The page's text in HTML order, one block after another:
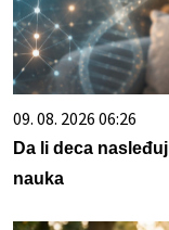
09. 08. 2026 06:26
Da li deca
nauka